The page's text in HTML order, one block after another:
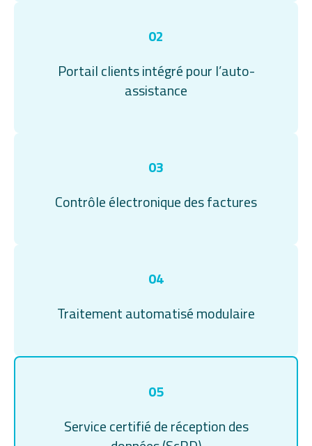
02
Portail clients intégré pour l’auto-
assistance
03
Contrôle électronique des factures
04
Traitement automatisé modulaire
05
Service certifié de réception des